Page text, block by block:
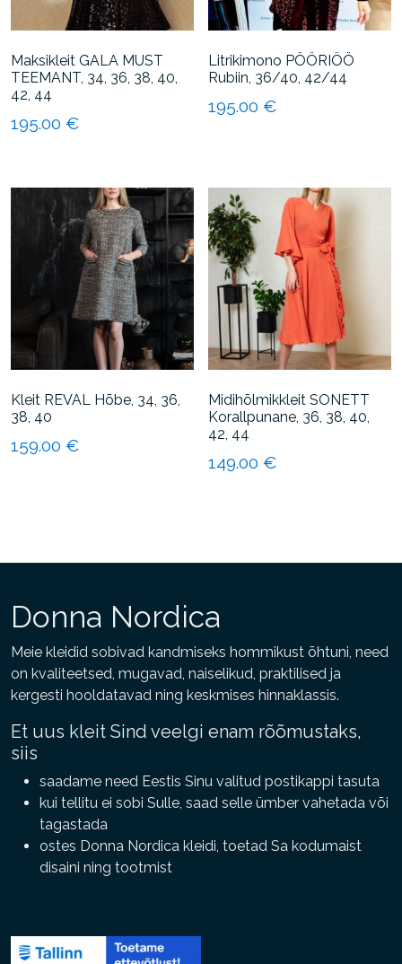
Maksikleit GALA MUST
TEEMANT, 34, 36, 38, 40,
42, 44
195.00 €
varianti.
Valikuid
saab
tootelehel.
Litrikimono PÖÖRIÖÖ
Rubiin, 36/40, 42/44
195.00 €
mitu
varianti.
Valikuid
saab
teha
tootelehel.
Kleit REVAL Hõbe, 34, 36,
38, 40
159.00 €
varianti.
saab
teha
tootelehel.
Midihõlmikkleit SONETT
Korallpunane, 36, 38, 40,
42, 44
149.00 €
saab
teha
tootelehel.
Donna Nordica
Meie kleidid sobivad kandmiseks hommikust õhtuni, need
on kvaliteetsed, mugavad, naiselikud, praktilised ja
kergesti hooldatavad ning keskmises hinnaklassis.
Et uus kleit Sind veelgi enam rõõmustaks,
siis
saadame need Eestis Sinu valitud postikappi tasuta
kui tellitu ei sobi Sulle, saad selle ümber vahetada või
tagastada
ostes Donna Nordica kleidi, toetad Sa kodumaist
disaini ning tootmist